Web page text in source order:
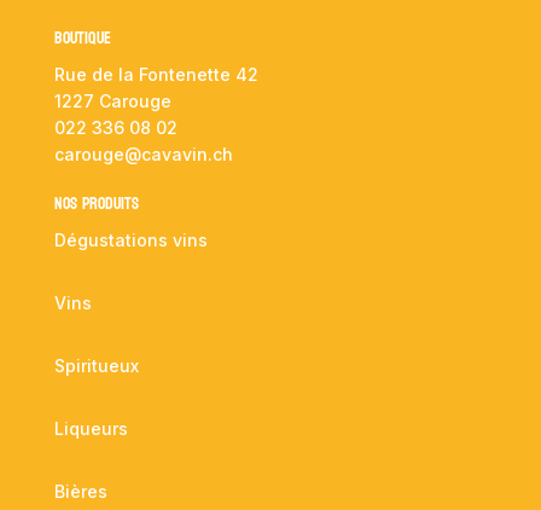
Boutique
Rue de la Fontenette 42
1227 Carouge
022 336 08 02
carouge@cavavin.ch
NOS PRODUITS
Dégustations vins
Vins
Spiritueux
Liqueurs
Bières